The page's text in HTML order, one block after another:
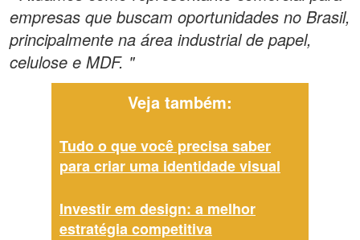
empresas que buscam oportunidades no Brasil,
principalmente na área industrial de papel,
celulose e MDF. "
Veja também:
Tudo o que você precisa saber
para criar uma identidade visual
Investir em design: a melhor
estratégia competitiva